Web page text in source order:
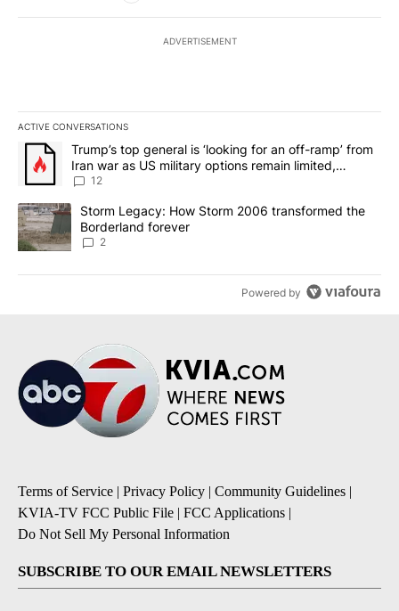
ADVERTISEMENT
ACTIVE CONVERSATIONS
The following is a list of the most commented articles in the last
A trending article titled "Trump’s top general is ‘looking for an
Trump’s top general is ‘looking for an off-ramp’ from
Iran war as US military options remain limited,
sources say
12
A trending article titled "Storm Legacy: How Storm 2006
Storm Legacy: How Storm 2006 transformed the
Borderland forever
2
Powered by
Terms of Service | Privacy Policy | Community Guidelines |
KVIA-TV FCC Public File | FCC Applications |
Do Not Sell My Personal Information
SUBSCRIBE TO OUR EMAIL NEWSLETTERS